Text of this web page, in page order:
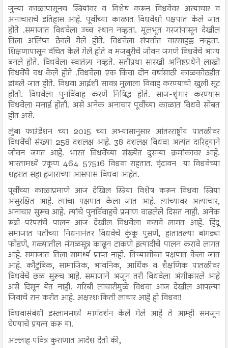
जुन्या काळापासूनच स्त्रियांवर व विशेष करून विधवेवर अत्याचार व
अनाचाराचे इतिहास आहे. पूर्वीच्या काळात विधवेशी पक्षपात केले जात
होते .समाजात विधवेला उच्च स्थान नव्हता. मूलभूत गरजांपासून देखील
तिला अलिप्त ठेवले गेले होते. विधवेला संपत्तीत वारसाहक्क नव्हता.
शिक्षणापासून वंचित केले गेले होते व मजबुरीचे जीवन जगणे विधवेचे भाग्य
बनले होते. विधवेला स्वातंत्र्य नव्हते. सतीप्रथा सारखी अनिष्टप्रथेने लाखो
विधवेंचे वध केले होते .विधवेला एक किंवा दोन वर्षासाठी काळकोठडीत
डांबले जात होते. विधवा आईशी सावत्र मुलाला विवाह करण्याची खुली सूट
होती. विधवेला पुनर्विवाह करणे निषिद्ध होते. साज-शृंगार करण्यास
विधवेला मनाई होती. असे अनेक अनाचार पूर्वीच्या काळात विधवे सोबत
होत असे.
लुंबा फाउंडेशन च्या 2015 च्या अभ्यासानुसार आंतरराष्ट्रीय पातळीवर
विधवेंची संख्या 258 दशलक्ष आहे. 38 दशलक्ष विधवा अत्यंत दारिद्र्याने
जीवन जगत आहे. भारत विधवेंच्या संख्येत दुसऱ्या क्रमांकावर आहे.
भारतामध्ये एकूण 464 57516 विधवा राहतात. वृंदावन या विधवेच्या
शहरात सहा हजाराच्या आसपास विधवा आहेत.
पूर्वीच्या काळाप्रमाणे आज देखिल स्त्रिया विशेष करून विधवा स्त्रिया
असुरक्षित आहे. त्यांचा पक्षपात केला जात आहे. त्यांच्यावर अत्याचार,
अनाचार सुरूच आहे. त्यांचे पुनर्विवाहचे प्रमाण वाढलेले दिसत नाही. अनेक
रूढी परंपरांचे पालन आज देखील विधवेला करावे लागत आहे. हिंदू
समाजात पतीच्या निधनानंतर विधवेचे कुंकू पुसणे, हातातल्या बांगड्या
फोडणे, गळ्यातील मंगळसूत्र काढून टाकणे इत्यादीचे पालन करावे लागत
आहे. समाजात तिला सामर्थ्य प्राप्त नाही. तिच्यासोबत पक्षपात केला जात
आहे. कौटुंबिक, सामाजिक, भावनिक, आर्थिक व शैक्षणिक पातळीवर
विधवेचे छळ सुरूच आहे. समाजाने अजून तरी विधवेला अंगीकारले आहे
असे दिसून येत नाही. गरिबी लाचारीमुळे विधवा आज देखील आपल्या
जिवाचे रान करीत आहे. अक्षरशःकिती लाचार आहे ही विधवा!
विधवासंबंधी इस्लाममध्ये मार्गदर्शन केले गेले आहे ते आम्ही समजून
घेण्याचे प्रयत्न करू या.
अल्लाह पवित्र कुराणात आदेश देतो की,